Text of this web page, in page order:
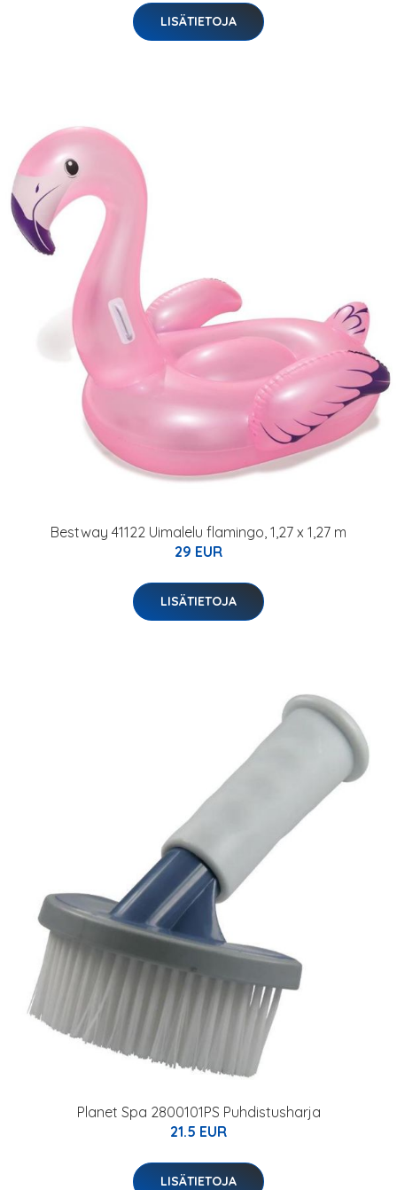
LISÄTIETOJA
Bestway 41122 Uimalelu flamingo, 1,27 x 1,27 m
29 EUR
LISÄTIETOJA
Planet Spa 2800101PS Puhdistusharja
21.5 EUR
LISÄTIETOJA